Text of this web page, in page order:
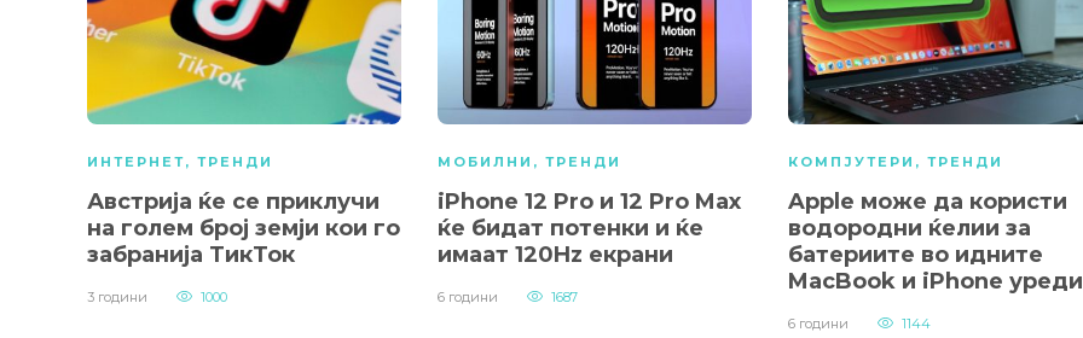
ИНТЕРНЕТ, ТРЕНДИ
Австрија ќе се приклучи
на голем број земји кои го
забранија ТикТок
3 години 1000
МОБИЛНИ , ТРЕНДИ
iPhone 12 Pro и 12 Pro Max
ќе бидат потенки и ќе
имаат 120Hz екрани
6 години 1687
КОМПЈУТЕРИ , ТРЕНДИ
Apple може да користи
водородни ќелии за
батериите во идните
MacBook и iPhone уреди
6 години 1144